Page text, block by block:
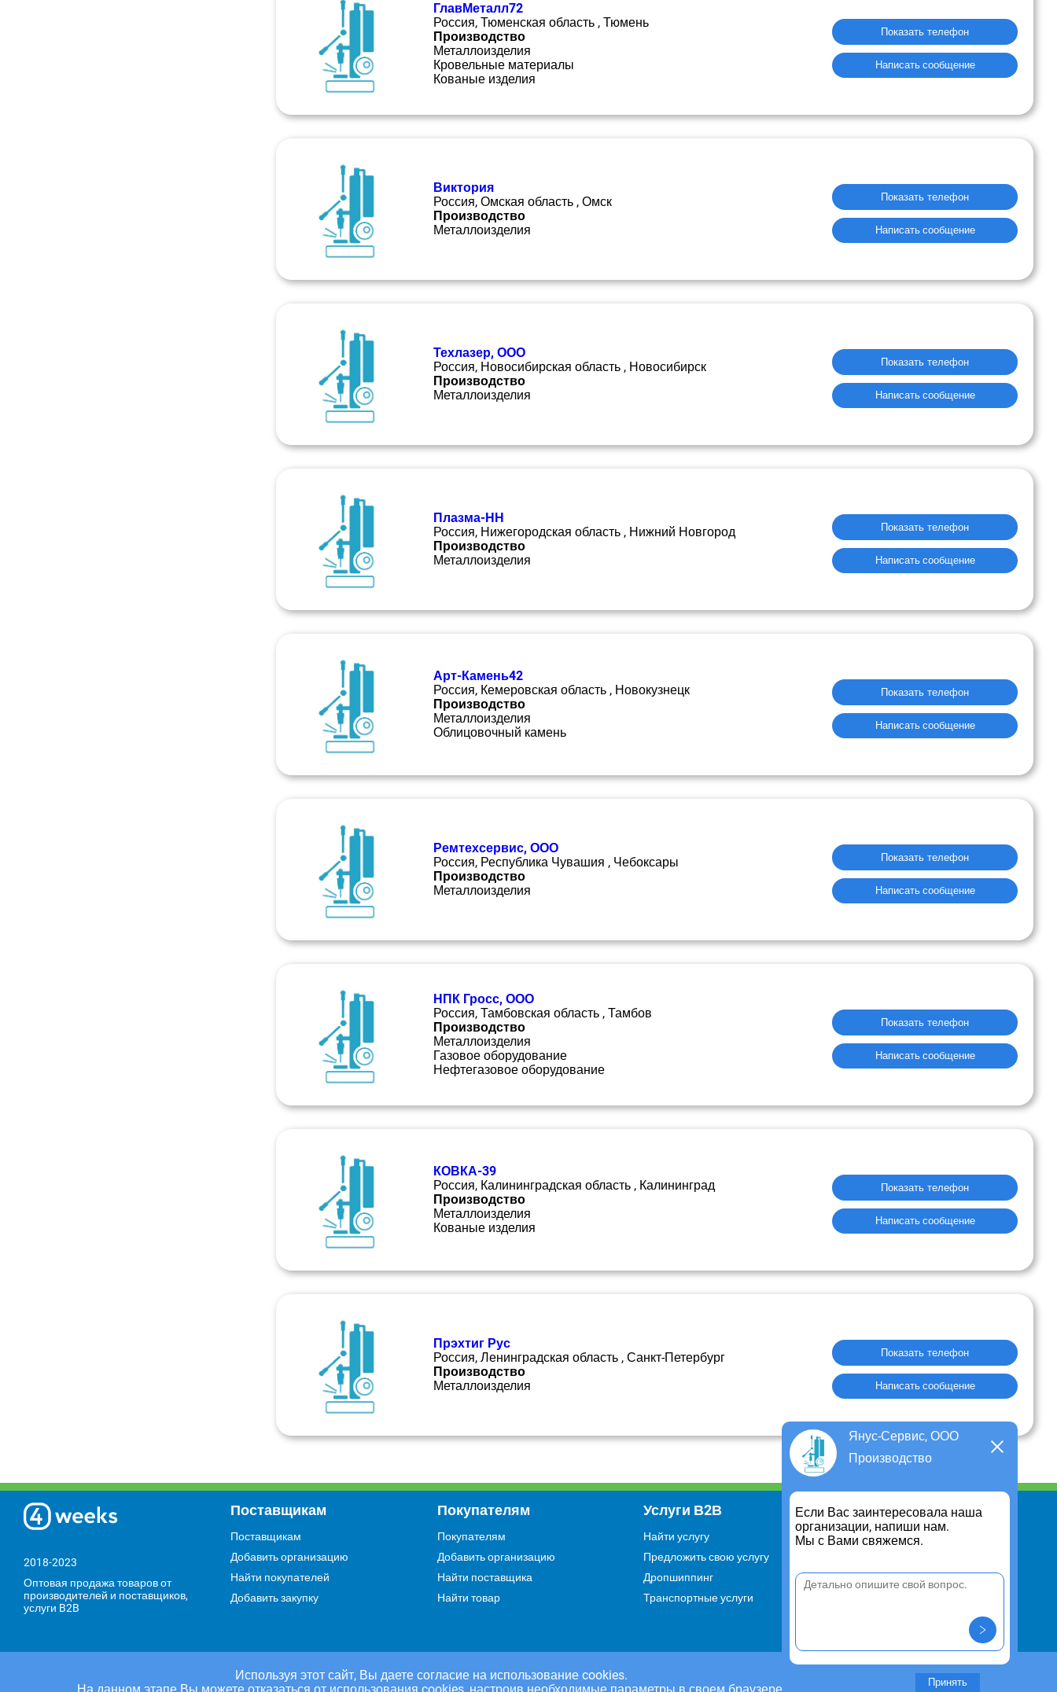
ГлавМеталл72
Россия, Тюменская область , Тюмень
Производство
Металлоизделия
Кровельные материалы
Кованые изделия
Показать телефон
Написать сообщение
Виктория
Россия, Омская область , Омск
Производство
Металлоизделия
Показать телефон
Написать сообщение
Техлазер, ООО
Россия, Новосибирская область , Новосибирск
Производство
Металлоизделия
Показать телефон
Написать сообщение
Плазма-НН
Россия, Нижегородская область , Нижний Новгород
Производство
Металлоизделия
Показать телефон
Написать сообщение
Арт-Камень42
Россия, Кемеровская область , Новокузнецк
Производство
Металлоизделия
Облицовочный камень
Показать телефон
Написать сообщение
Ремтехсервис, ООО
Россия, Республика Чувашия , Чебоксары
Производство
Металлоизделия
Показать телефон
Написать сообщение
НПК Гросс, ООО
Россия, Тамбовская область , Тамбов
Производство
Металлоизделия
Газовое оборудование
Нефтегазовое оборудование
Показать телефон
Написать сообщение
КОВКА-39
Россия, Калининградская область , Калининград
Производство
Металлоизделия
Кованые изделия
Показать телефон
Написать сообщение
Прэхтиг Рус
Россия, Ленинградская область , Санкт-Петербург
Производство
Металлоизделия
Показать телефон
Написать сообщение
Янус-Сервис, ООО
Производство
Если Вас заинтересовала наша
организации, напиши нам.
Мы с Вами свяжемся.
Используя этот сайт, Вы даете согласие на использование cookies.
На данном этапе Вы можете отказаться от использования cookies, настроив необходимые параметры в своем браузере.
Принять
2018-2023
Оптовая продажа товаров от
производителей и поставщиков,
услуги B2B
Поставщикам
Поставщикам
Добавить организацию
Найти покупателей
Добавить закупку
Покупателям
Покупателям
Добавить организацию
Найти поставщика
Найти товар
Услуги В2В
Найти услугу
Предложить свою услугу
Дропшиппинг
Транспортные услуги
Информация
Для чего существует портал
Правило cookie
предложение